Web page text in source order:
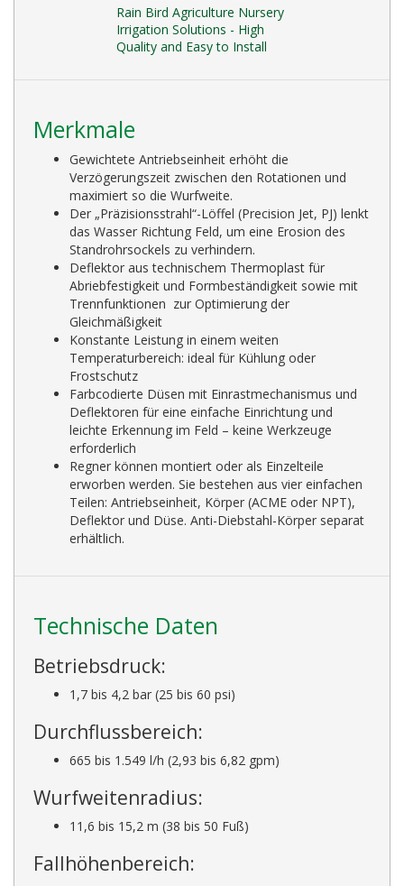
Rain Bird Agriculture Nursery
Irrigation Solutions - High
Quality and Easy to Install
Merkmale
Gewichtete Antriebseinheit erhöht die
Verzögerungszeit zwischen den Rotationen und
maximiert so die Wurfweite.
Der „Präzisionsstrahl“-Löffel (Precision Jet, PJ) lenkt
das Wasser Richtung Feld, um eine Erosion des
Standrohrsockels zu verhindern.
Deflektor aus technischem Thermoplast für
Abriebfestigkeit und Formbeständigkeit sowie mit
Trennfunktionen zur Optimierung der
Gleichmäßigkeit
Konstante Leistung in einem weiten
Temperaturbereich: ideal für Kühlung oder
Frostschutz
Farbcodierte Düsen mit Einrastmechanismus und
Deflektoren für eine einfache Einrichtung und
leichte Erkennung im Feld – keine Werkzeuge
erforderlich
Regner können montiert oder als Einzelteile
erworben werden. Sie bestehen aus vier einfachen
Teilen: Antriebseinheit, Körper (ACME oder NPT),
Deflektor und Düse. Anti-Diebstahl-Körper separat
erhältlich.
Technische Daten
Betriebsdruck:
1,7 bis 4,2 bar (25 bis 60 psi)
Durchflussbereich:
665 bis 1.549 l/h (2,93 bis 6,82 gpm)
Wurfweitenradius:
11,6 bis 15,2 m (38 bis 50 Fuß)
Fallhöhenbereich: